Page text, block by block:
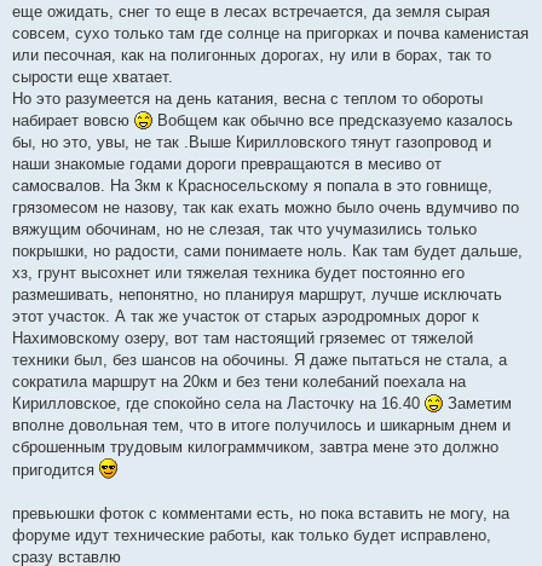
еще ожидать, снег то еще в лесах встречается, да земля сырая
совсем, сухо только там где солнце на пригорках и почва каменистая
или песочная, как на полигонных дорогах, ну или в борах, так то
сырости еще хватает.
Но это разумеется на день катания, весна с теплом то обороты
набирает вовсю
Вобщем как обычно все предсказуемо казалось
бы, но это, увы, не так .Выше Кирилловского тянут газопровод и
наши знакомые годами дороги превращаются в месиво от
самосвалов. На 3км к Красносельскому я попала в это говнище,
грязомесом не назову, так как ехать можно было очень вдумчиво по
вяжущим обочинам, но не слезая, так что учумазились только
покрышки, но радости, сами понимаете ноль. Как там будет дальше,
хз, грунт высохнет или тяжелая техника будет постоянно его
размешивать, непонятно, но планируя маршрут, лучше исключать
этот участок. А так же участок от старых аэродромных дорог к
Нахимовскому озеру, вот там настоящий гряземес от тяжелой
техники был, без шансов на обочины. Я даже пытаться не стала, а
сократила маршрут на 20км и без тени колебаний поехала на
Кирилловское, где спокойно села на Ласточку на 16.40
Заметим
вполне довольная тем, что в итоге получилось и шикарным днем и
сброшенным трудовым килограммчиком, завтра мене это должно
пригодится
превьюшки фоток с комментами есть, но пока вставить не могу, на
форуме идут технические работы, как только будет исправлено,
сразу вставлю